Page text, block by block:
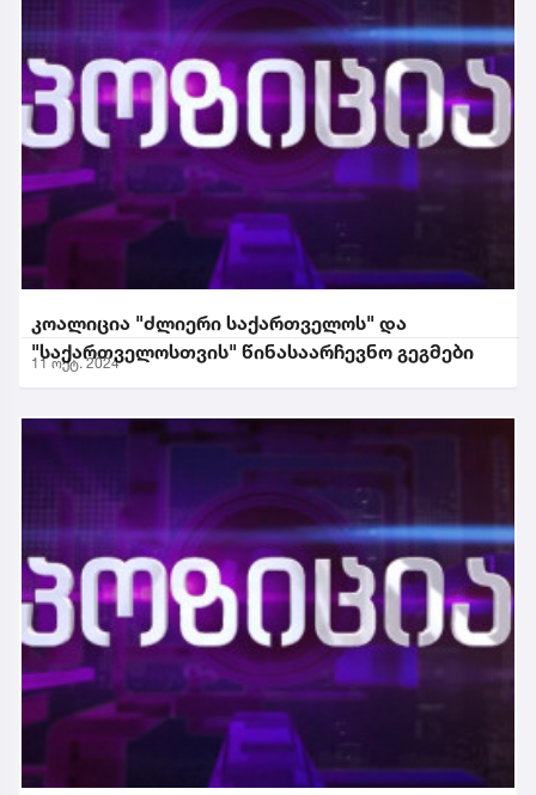
კოალიცია "ძლიერი საქართველოს" და
"საქართველოსთვის" წინასაარჩევნო გეგმები
11 ოქტ. 2024